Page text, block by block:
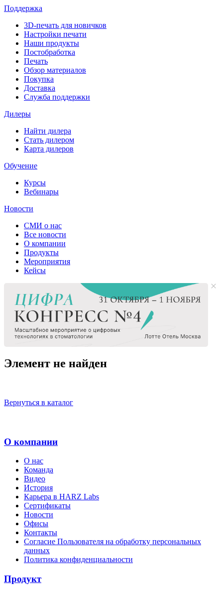
Поддержка
3D-печать для новичков
Настройки печати
Наши продукты
Постобработка
Печать
Обзор материалов
Покупка
Доставка
Служба поддержки
Дилеры
Найти дилера
Cтать дилером
Карта дилеров
Обучение
Курсы
Вебинары
Новости
СМИ о нас
Все новости
О компании
Продукты
Мероприятия
Кейсы
Элемент не найден
Вернуться в каталог
О компании
О нас
Команда
Видео
История
Карьера в HARZ Labs
Сертификаты
Новости
Офисы
Контакты
Согласие Пользователя на обработку персональных
данных
Политика конфиденциальности
Продукт